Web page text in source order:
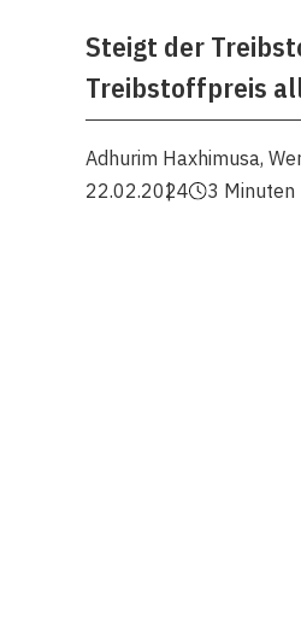
Steigt der
Treibstoffpreis
Adhurim Haxhimusa,
22.02.2024
3 Minuten